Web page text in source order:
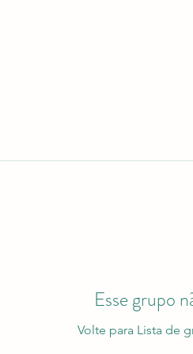
Esse grupo
Volte para Lista de